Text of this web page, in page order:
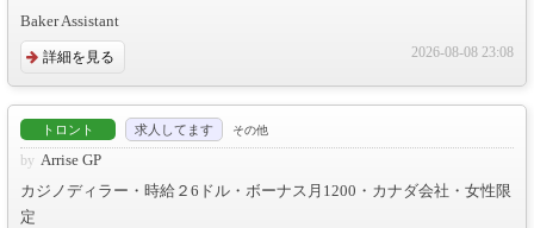
Baker Assistant
詳細を見る 2026-08-08 23:08
トロント 求人してます その他
Arrise GP
カジノディラー・時給２6ドル・ボーナス月1200・カナダ会社・女性限
定